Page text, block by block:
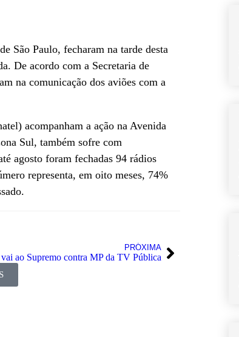
São Paulo, fecharam na tarde desta
De acordo com a Secretaria de
na comunicação dos aviões com a
acompanham a ação na Avenida
Sul, também sofre com
agosto foram fechadas 94 rádios
representa, em oito meses, 74%
PRÓXIMA
ao Supremo contra MP da TV Pública